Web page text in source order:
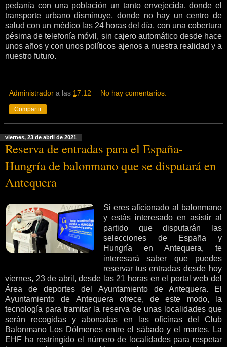
pedanía con una población un tanto envejecida, donde el
transporte urbano disminuye, donde no hay un centro de
salud con un médico las 24 horas del día, con una cobertura
pésima de telefonía móvil, sin cajero automático desde hace
unos años y con unos políticos ajenos a nuestra realidad y a
nuestro futuro.
Administrador a las 17:12 No hay comentarios:
Compartir
viernes, 23 de abril de 2021
Reserva de entradas para el España-
Hungría de balonmano que se disputará en
Antequera
Si eres aficionado al balonmano
y estás interesado en asistir al
partido que disputarán las
selecciones de España y
Hungría en Antequera, te
interesará saber que puedes
reservar tus entradas desde hoy
viernes, 23 de abril, desde las 21 horas en el portal web del
Área de deportes del Ayuntamiento de Antequera. El
Ayuntamiento de Antequera ofrece, de este modo, la
tecnología para tramitar la reserva de unas localidades que
serán recogidas y abonadas en las oficinas del Club
Balonmano Los Dólmenes entre el sábado y el martes. La
EHF ha restringido el número de localidades para respetar